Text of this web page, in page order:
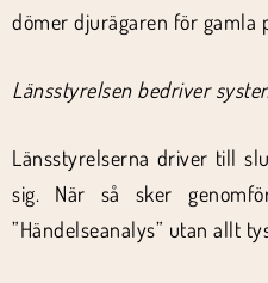
dömer djurägaren för gamla
Länsstyrelsen bedriver
Länsstyrelserna driver till
sig. När så sker
”Händelseanalys” utan allt